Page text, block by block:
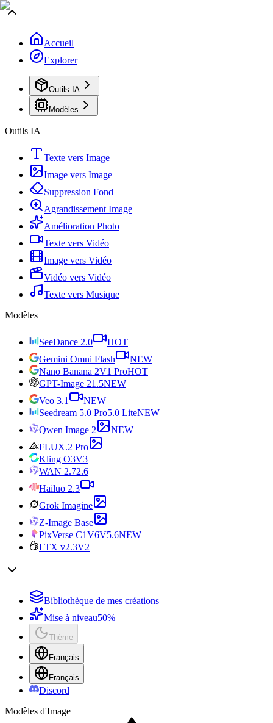
Accueil
Explorer
Outils IA
Modèles
Outils IA
Texte vers Image
Image vers Image
Suppression Fond
Agrandissement Image
Amélioration Photo
Texte vers Vidéo
Image vers Vidéo
Vidéo vers Vidéo
Texte vers Musique
Modèles
SeeDance 2.0
HOT
Gemini Omni Flash
NEW
Nano Banana 2V1 ProHOT
GPT-Image 21.5NEW
Veo 3.1
NEW
Seedream 5.0 Pro5.0 LiteNEW
Qwen Image 2
NEW
FLUX.2 Pro
Kling O3V3
WAN 2.72.6
Hailuo 2.3
Grok Imagine
Z-Image Base
PixVerse C1V6V5.6NEW
LTX v2.3V2
Bibliothèque de mes créations
Mise à niveau50%
Thème
Français
Français
Discord
Modèles d'Image